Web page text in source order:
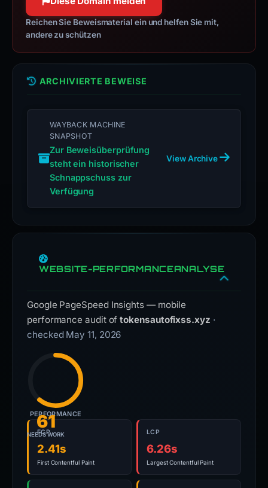
Reichen Sie Beweismaterial ein und helfen Sie mit,
andere zu schützen
ARCHIVIERTE BEWEISE
WAYBACK MACHINE
SNAPSHOT
Zur Beweisüberprüfung
steht ein historischer
Schnappschuss zur
Verfügung
View Archive
WEBSITE-PERFORMANCEANALYSE
Google PageSpeed Insights — mobile
performance audit oftokensautofixss.xyz ·
checked May 11, 2026
61
NEEDS WORK
PERFORMANCE
FCP
2.41s
First Contentful Paint
LCP
6.26s
Largest Contentful Paint